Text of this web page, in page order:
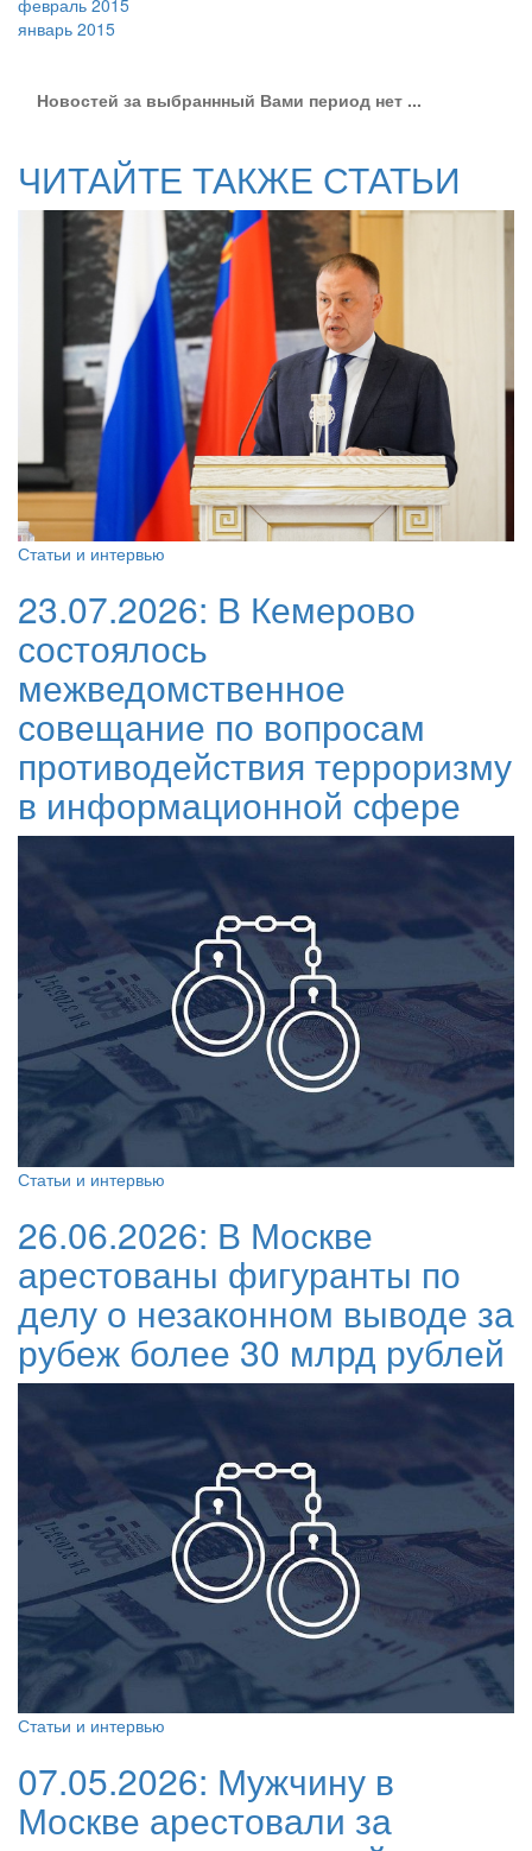
февраль 2015
январь 2015
Новостей за выбраннный Вами период нет ...
ЧИТАЙТЕ ТАКЖЕ СТАТЬИ
Статьи и интервью
23.07.2026: В Кемерово
состоялось
межведомственное
совещание по вопросам
противодействия терроризму
в информационной сфере
Статьи и интервью
26.06.2026: В Москве
арестованы фигуранты по
делу о незаконном выводе за
рубеж более 30 млрд рублей
Статьи и интервью
07.05.2026: Мужчину в
Москве арестовали за